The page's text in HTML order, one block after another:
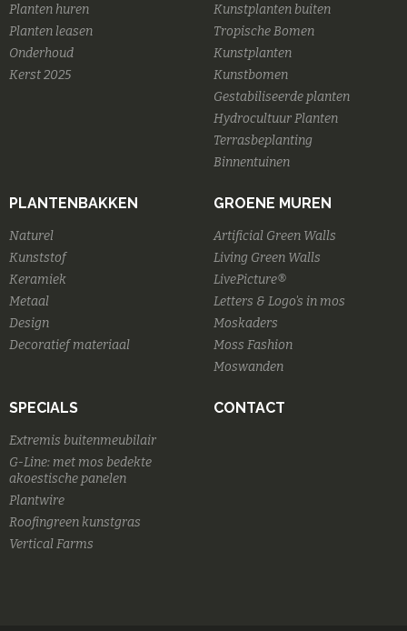
Planten huren
Planten leasen
Onderhoud
Kerst 2025
Kunstplanten buiten
Tropische Bomen
Kunstplanten
Kunstbomen
Gestabiliseerde planten
Hydrocultuur Planten
Terrasbeplanting
Binnentuinen
PLANTENBAKKEN
Naturel
Kunststof
Keramiek
Metaal
Design
Decoratief materiaal
GROENE MUREN
Artificial Green Walls
Living Green Walls
LivePicture®
Letters & Logo's in mos
Moskaders
Moss Fashion
Moswanden
SPECIALS
Extremis buitenmeubilair
G-Line: met mos bedekte
akoestische panelen
Plantwire
Roofingreen kunstgras
Vertical Farms
CONTACT